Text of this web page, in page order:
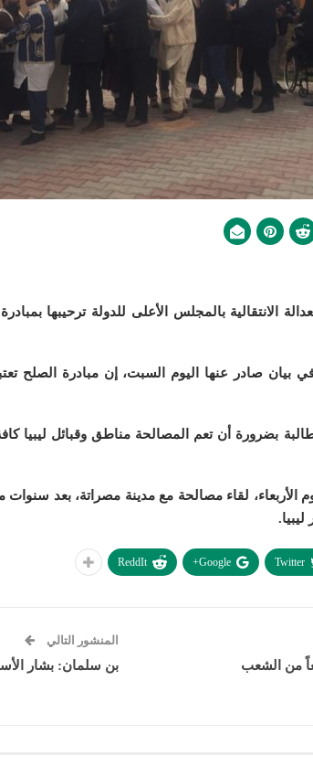
الانتقالية بالمجلس الأعلى للدولة ترحيبها
بيان صادر عنها اليوم السبت، إن مبادرة الصلح
بضرورة أن تعم المصالحة مناطق وقبائل ليبيا
الأربعاء، لقاء مصالحة مع مدينة مصراتة، بعد سنوات
Twitter
Google+
ReddIt
المنشور التالي
بن سلمان: بشار